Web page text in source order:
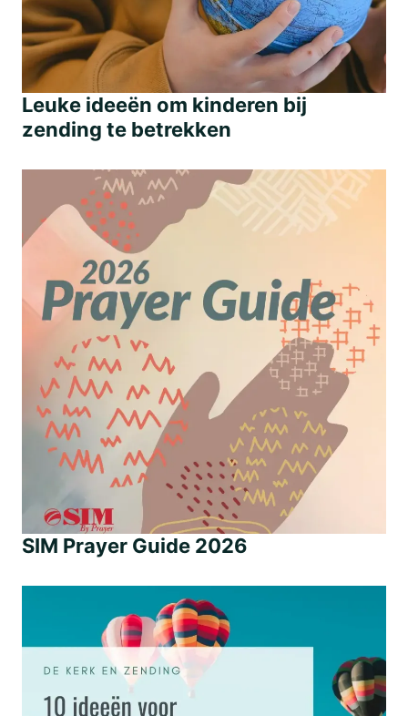
Leuke ideeën om kinderen bij
zending te betrekken
SIM Prayer Guide 2026